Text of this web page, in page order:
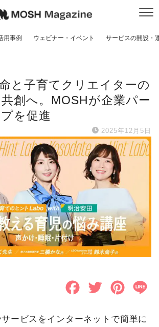
用事例 ウェビナー・イベント サービスの開設・
と子育てクリエイターの
創へ。MOSHが企業パー
を促進
2025年12月5日
c i n
ービスをインターネットで簡単に